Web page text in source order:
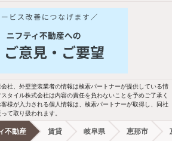
り込んでいます！
2階以上
ペット相談
独立洗面台
都市ガス
社、外壁塗装業者の情報は検索パートナーが提供している情
タイル株式会社は内容の責任を負わないことを予めご了承く
様が入力される個人情報は、検索パートナーが取得し、同社
て取り扱われます。
不動産 賃貸 岐阜県 恵那市